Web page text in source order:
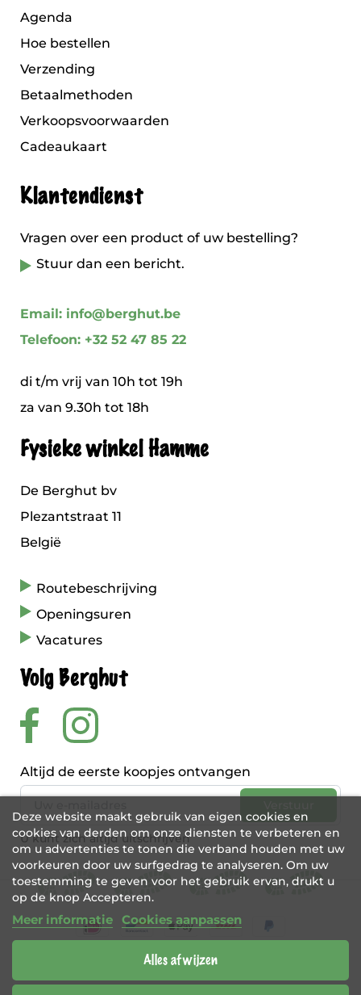
Agenda
Hoe bestellen
Verzending
Betaalmethoden
Verkoopsvoorwaarden
Cadeaukaart
Klantendienst
Vragen over een product of uw bestelling?
Stuur dan een bericht.
Email: info@berghut.be
Telefoon: +32 52 47 85 22
di t/m vrij van 10h tot 19h
za van 9.30h tot 18h
Fysieke winkel Hamme
De Berghut bv
Plezantstraat 11
België
Routebeschrijving
Openingsuren
Vacatures
Volg Berghut
Altijd de eerste koopjes ontvangen
U kunt zich altijd uitschrijven
Deze website maakt gebruik van eigen cookies en
cookies van derden om onze diensten te verbeteren en
om u advertenties te tonen die verband houden met uw
voorkeuren door uw surfgedrag te analyseren. Om uw
toestemming te geven voor het gebruik ervan, drukt u
op de knop Accepteren.
Meer informatie Cookies aanpassen
Alles afwijzen
BE 0456 421 721